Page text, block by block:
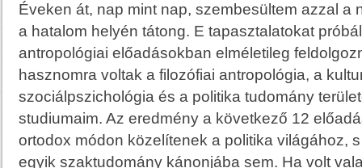
Éveken át, nap mint nap, szembesültem azzal a
a hatalom helyén tátong. E tapasztalatokat
antropológiai előadásokban elméletileg
hasznomra voltak a filozófiai antropológia, a
szociálpszichológia és a politika tudomány
studiumaim. Az eredmény a következő 12
ortodox módon közelítenek a politika világához,
egyik szaktudomány kánonjába sem. Ha volt